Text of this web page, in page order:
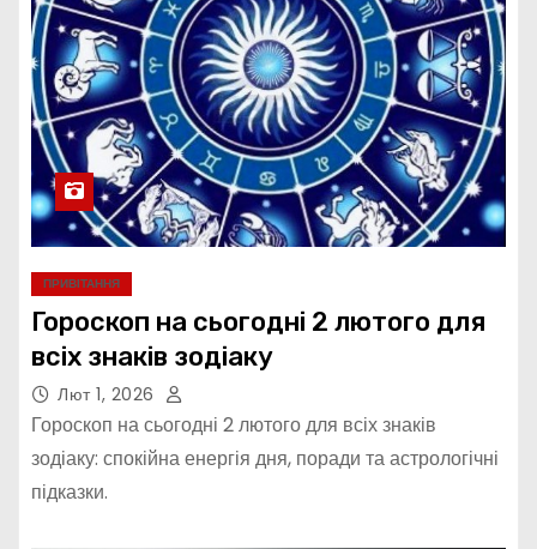
ПРИВІТАННЯ
Гороскоп на сьогодні 2 лютого для
всіх знаків зодіаку
Лют 1, 2026
Гороскоп на сьогодні 2 лютого для всіх знаків
зодіаку: спокійна енергія дня, поради та астрологічні
підказки.